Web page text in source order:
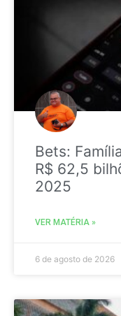
Bets:
R$ 62,5
2025
VER MATÉRIA »
6 de agosto de 2026